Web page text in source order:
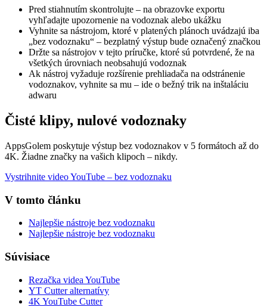
Pred stiahnutím skontrolujte – na obrazovke exportu
vyhľadajte upozornenie na vodoznak alebo ukážku
Vyhnite sa nástrojom, ktoré v platených plánoch uvádzajú iba
„bez vodoznaku“ – bezplatný výstup bude označený značkou
Držte sa nástrojov v tejto príručke, ktoré sú potvrdené, že na
všetkých úrovniach neobsahujú vodoznak
Ak nástroj vyžaduje rozšírenie prehliadača na odstránenie
vodoznakov, vyhnite sa mu – ide o bežný trik na inštaláciu
adwaru
Čisté klipy, nulové vodoznaky
AppsGolem poskytuje výstup bez vodoznakov v 5 formátoch až do
4K. Žiadne značky na vašich klipoch – nikdy.
Vystrihnite video YouTube – bez vodoznaku
V tomto článku
Najlepšie nástroje bez vodoznaku
Najlepšie nástroje bez vodoznaku
Súvisiace
Rezačka videa YouTube
YT Cutter alternatívy
4K YouTube Cutter